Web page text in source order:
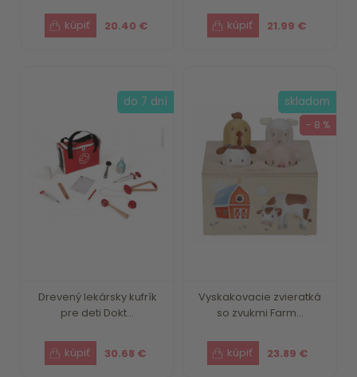
20.40 € 21.99 €
Drevený lekársky kufrík
pre deti Dokt...
30.68 €
do 7 dní
Vyskakovacie zvieratká
so zvukmi Farm...
23.89 €
skladom
- 8 %